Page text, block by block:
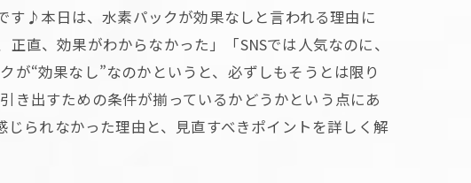
す♪本日は、水素パックが効果なしと言われる理由に
直、効果がわからなかった」「SNSでは人気なのに、
“効果なし”なのかというと、必ずしもそうとは限り
き出すための条件が揃っているかどうかという点にあ
られなかった理由と、見直すべきポイントを詳しく解